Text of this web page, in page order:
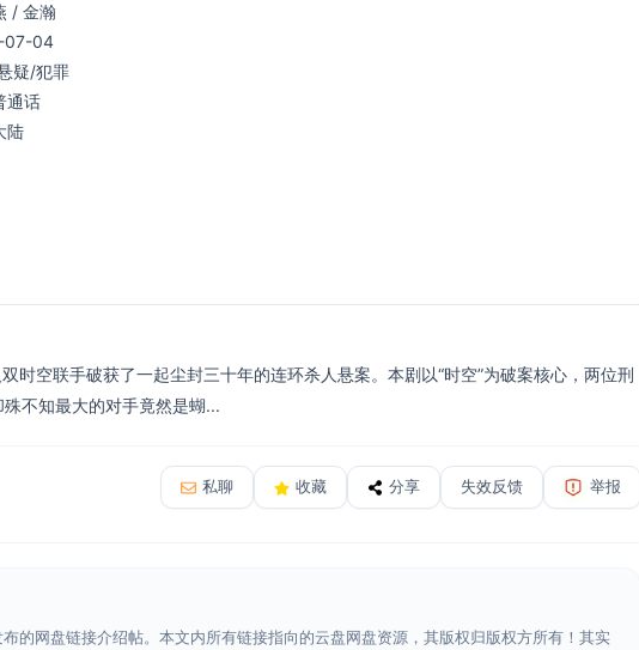
/ 金瀚
07-04
疑/犯罪
通话
陆
空联手破获了一起尘封三十年的连环杀人悬案。本剧以“时空”为破案核心，两位刑
不知最大的对手竟然是蝴...
私聊 收藏 分享 失效反馈 举报
的网盘链接介绍帖。本文内所有链接指向的云盘网盘资源，其版权归版权方所有！其实